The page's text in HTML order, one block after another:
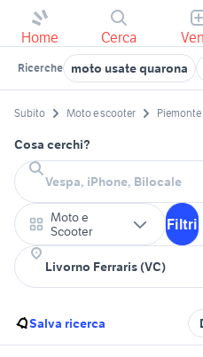
Home Cerca
Ricerche moto usate quarona
Subito Moto e scooter Piemonte
Cosa cerchi?
Moto e
Scooter
Filtri
Salva ricerca